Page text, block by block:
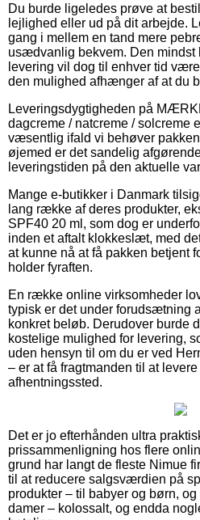
Du burde ligeledes prøve at
lejlighed eller ud på dit arbejde.
gang i mellem en tand mere
usædvanlig bekvem. Den mindst
levering vil dog til enhver tid
den mulighed afhænger af at du
Leveringsdygtigheden på
dagcreme / natcreme / solcreme
væsentlig ifald vi behøver
øjemed er det sandelig
leveringstiden på den aktuelle
Mange e-butikker i Danmark
lang række af deres produkter,
SPF40 20 ml, som dog er
inden et aftalt klokkeslæt, med
at kunne nå at få pakken betjent
holder fyraften.
En række online virksomheder
typisk er det under forudsætning
konkret beløb. Derudover burde
kostelige mulighed for levering,
uden hensyn til om du er ved
– er at få fragtmanden til at
afhentningssted.
Det er jo efterhånden ultra
prissammenligning hos flere
grund har langt de fleste Nimue
til at reducere salgsværdien på
produkter – til babyer og børn,
damer – kolossalt, og endda